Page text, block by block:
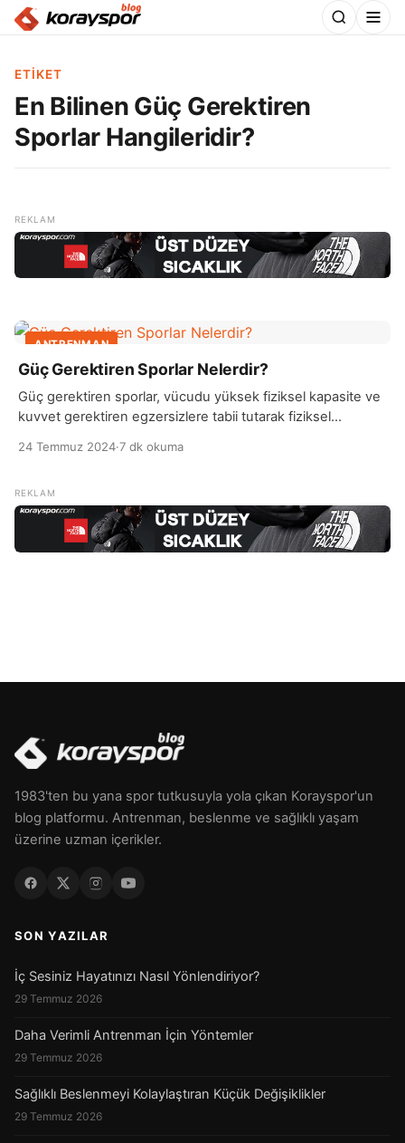
ETIKET
En Bilinen Güç Gerektiren
Sporlar Hangileridir?
ANTRENMAN
Güç Gerektiren Sporlar Nelerdir?
Güç gerektiren sporlar, vücudu yüksek fiziksel kapasite ve
kuvvet gerektiren egzersizlere tabii tutarak fiziksel
ve Amerikan futbolu gibi sporlar bu kategoriye girer. Güç
gerektiren sporlar, kas kütlesini artırma, güç geliştirme ve
fiziksel dayanıklılığı artırma amacı […]
24 Temmuz 2024·7 dk okuma
1983'ten bu yana spor tutkusuyla yola çıkan Korayspor'un
blog platformu. Antrenman, beslenme ve sağlıklı yaşam
üzerine uzman içerikler.
SON YAZILAR
İç Sesiniz Hayatınızı Nasıl Yönlendiriyor?
29 Temmuz 2026
Daha Verimli Antrenman İçin Yöntemler
29 Temmuz 2026
Sağlıklı Beslenmeyi Kolaylaştıran Küçük Değişiklikler
29 Temmuz 2026